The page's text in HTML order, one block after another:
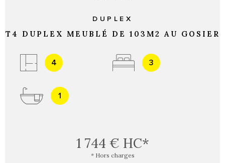
DUPLEX
T4 DUPLEX MEUBLÉ DE 103M2 AU GOSIER
4 3
1
1 744 € HC*
* Hors charges